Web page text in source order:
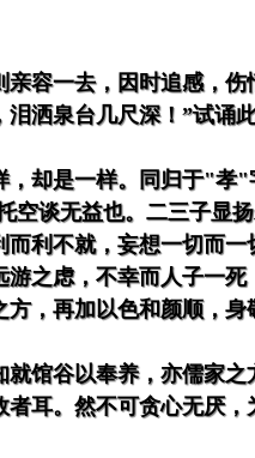
容一去，因时追感，
洒泉台几尺深！”试诵
却是一样。同归于"孝
空谈无益也。二三子显
利不就，妄想一切而
之虑，不幸而人子一
，再加以色和颜顺，身
馆谷以奉养，亦儒家
耳。然不可贪心无厌